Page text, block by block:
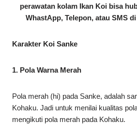
perawatan kolam Ikan Koi bisa
WhastApp, Telepon, atau SMS di
Karakter Koi Sanke
1. Pola Warna Merah
Pola merah (hi) pada Sanke, adalah
Kohaku. Jadi untuk menilai kualitas
mengikuti pola merah pada Kohaku.